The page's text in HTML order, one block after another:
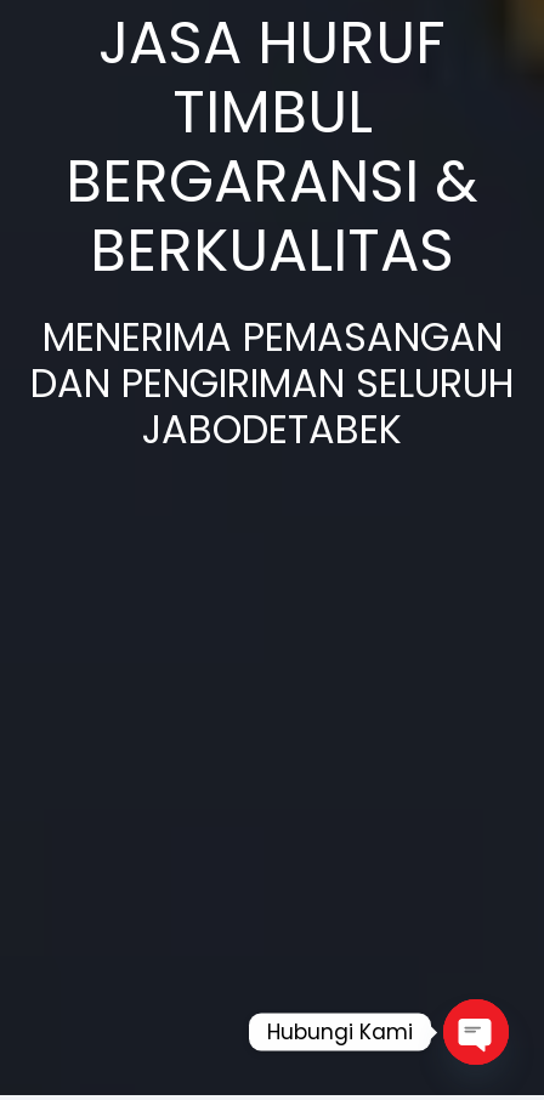
JASA HURUF
TIMBUL
BERGARANSI &
BERKUALITAS
MENERIMA PEMASANGAN
DAN PENGIRIMAN SELURUH
JABODETABEK
Hubungi Kami